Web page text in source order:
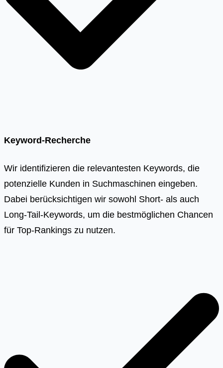
Keyword-Recherche
Wir identifizieren die relevantesten Keywords, die
potenzielle Kunden in Suchmaschinen eingeben.
Dabei berücksichtigen wir sowohl Short- als auch
Long-Tail-Keywords, um die bestmöglichen Chancen
für Top-Rankings zu nutzen.